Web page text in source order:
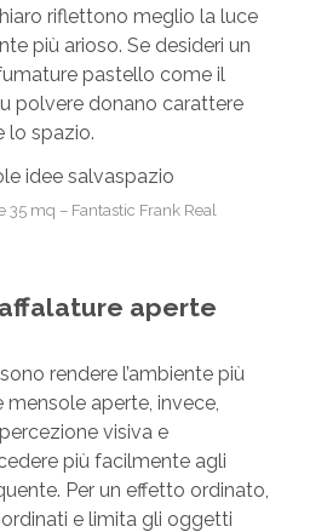
riflettono meglio la luce
più arioso. Se desideri un
pastello come il
polvere donano carattere
lo spazio.
mq – Fantastic Frank Real
aperte
rendere l’ambiente più
aperte, invece,
visiva e
più facilmente agli
Per un effetto ordinato,
e limita gli oggetti